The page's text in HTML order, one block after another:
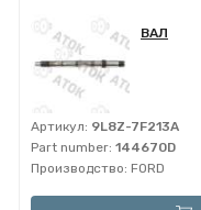
ВАЛ
Артикул: 9L8Z-7F213A
Part number: 144670D
Производство: FORD